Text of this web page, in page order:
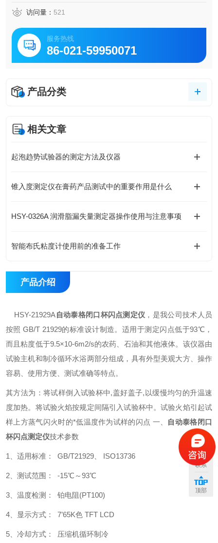
访问量： 521
服务热线
86-021-59950071
产品分类
相关文章
起泡趋势试验器的测定方法及仪器
锥入度测定仪在膏药产品测试中的重要作用是什么
HSY-0326A 润滑脂漏失量测定器操作使用与注意事项
智能布氏粘度计使用前的准备工作
产品介绍
HSY-21929A自动泰格闭口杯闪点测定仪 ，是我公司技术人员
按照 GB/T 21929的标准设计制造。适用于测定闪点低于93℃，
而且粘度低于9.5×10-6m2/s的农药、石油和其他液体。该仪器由
试验主机和制冷循环水浴两部分组成，具有外型美观大方、操作
容易、使用方便、测试准确等特点。
其方法为：将试样倒入试验杯中,盖好盖子,以缓慢均匀的升温速
度加热。将试验火焰按规定间隔引入试验杯中。试验火焰引起试
样上方蒸气闪火时的*低温度作为试样的闪点 一、 自动泰格闭口
杯闪点测定仪技术参数
1、适用标准： GB/T21929、 ISO13736
2、测试范围： -15℃～93℃
3、温度检测： 铂电阻(PT100)
4、显示方式： 7’65K色 TFT LCD
5、冷却方式： 压缩机循环制冷
联系
顶部